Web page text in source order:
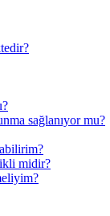
sağlanıyor mu?
midir?